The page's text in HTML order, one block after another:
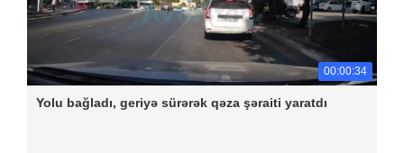
00:00:34
Yolu bağladı, geriyə sürərək qəza şəraiti yaratdı